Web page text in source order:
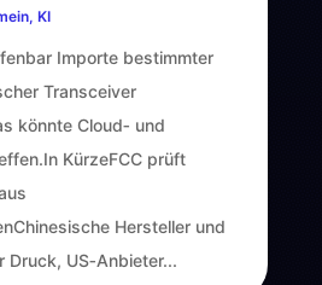
, KI
Importe bestimmter
Transceiver
könnte Cloud‑ und
KürzeFCC prüft
Hersteller und
Druck, US‑Anbieter...